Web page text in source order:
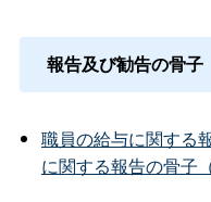
報告及び勧告の骨子
職員の給与に関する
に関する報告の骨子